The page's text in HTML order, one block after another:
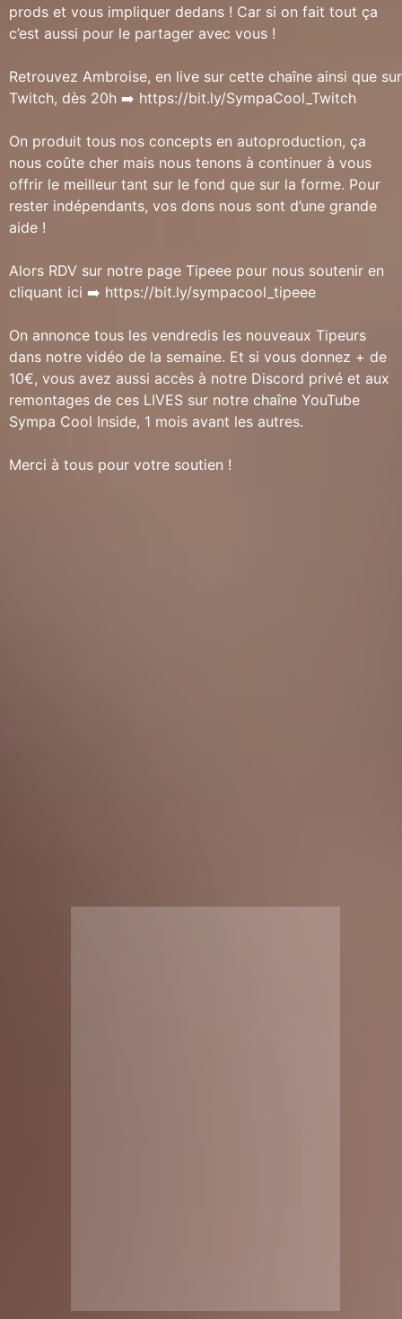
prods et vous impliquer dedans ! Car si on fait tout ça
c’est aussi pour le partager avec vous !
Retrouvez Ambroise, en live sur cette chaîne ainsi que sur
Twitch, dès 20h ➡️ https://bit.ly/SympaCool_Twitch
On produit tous nos concepts en autoproduction, ça
nous coûte cher mais nous tenons à continuer à vous
offrir le meilleur tant sur le fond que sur la forme. Pour
rester indépendants, vos dons nous sont d’une grande
aide !
Alors RDV sur notre page Tipeee pour nous soutenir en
cliquant ici ➡️ https://bit.ly/sympacool_tipeee
On annonce tous les vendredis les nouveaux Tipeurs
dans notre vidéo de la semaine. Et si vous donnez + de
10€, vous avez aussi accès à notre Discord privé et aux
remontages de ces LIVES sur notre chaîne YouTube
Sympa Cool Inside, 1 mois avant les autres.
Merci à tous pour votre soutien !